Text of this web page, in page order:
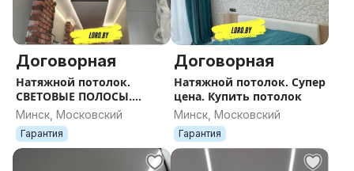
Договорная
Натяжной потолок.
СВЕТОВЫЕ ПОЛОСЫ.
Супер цена.
Минск, Московский
Гарантия
Договорная
Натяжной потолок. Супер
цена. Купить потолок
Минск, Московский
Гарантия